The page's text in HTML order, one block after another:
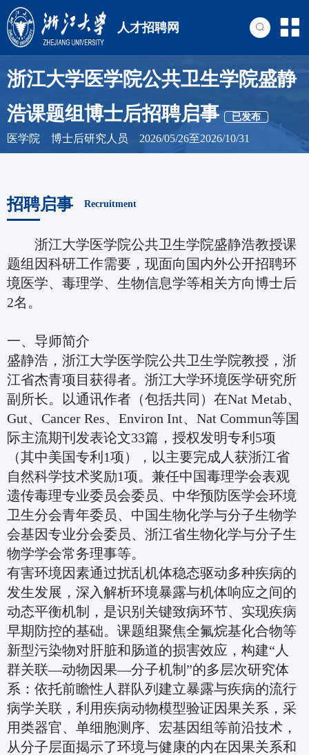
人才招聘网
浙江大学医学院公共卫生学院盛静
浩课题组博士后招聘启事
已发布
医学院 博士后研究人员 2026/05/26至2026/10/31
招聘启事 Recruitment
浙江大学医学院公共卫生学院盛静浩教授课
题组因科研工作需要，现面向国内外公开招聘环
境医学、毒理学、生物信息学等相关方向博士后
2名。
一、导师简介
盛静浩，浙江大学医学院公共卫生学院教授，浙
江省杰青项目获得者。浙江大学环境医学研究所
副所长。以通讯作者（包括共同）在Nat Metab、
Gut、Cancer Res、Environ Int、Nat Commun等国
际主流期刊发表论文33篇，授权发明专利5项
（其中美国专利1项），以主要完成人获浙江省
自然科学技术奖励1项。兼任中国毒理学会表观
遗传毒理专业委员会委员、中华预防医学会环境
卫生分会青年委员、中国生物化学与分子生物学
会基因专业分会委员、浙江省生物化学与分子生
物学学会常务理事等。
有害环境因素通过扰乱机体稳态驱动多种疾病的
发生发展，深入解析环境暴露与机体响应之间的
动态平衡机制，是识别关键致病环节、实现疾病
早期防控的基础。课题组聚焦全氟烷基化合物等
新型污染物对肝脏和肠道的损害效应，构建“人
群关联—动物因果—分子机制”的多层次研究体
系：依托前瞻性人群队列建立暴露与疾病的流行
病学关联，利用疾病动物模型验证因果关系，采
用类器官、单细胞测序、宏基因组等前沿技术，
从分子层面揭示了环境与健康的内在因果关系和